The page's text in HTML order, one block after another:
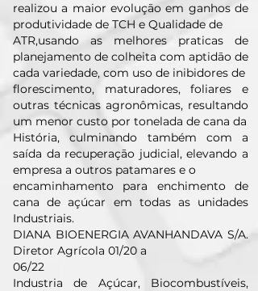
realizou a maior evoluçāo em ganhos de
produtividade de TCH e Qualidade de
ATR,usando as melhores praticas de
planejamento de colheita com aptidāo de
cada variedade, com uso de inibidores de
florescimento, maturadores, foliares e
outras técnicas agronômicas, resultando
um menor custo por tonelada de cana da
História, culminando também com a
saída da recuperaçāo judicial, elevando a
empresa a outros patamares e o
encaminhamento para enchimento de
cana de açúcar em todas as unidades
Industriais.
DIANA BIOENERGIA AVANHANDAVA S/A.
Diretor Agrícola 01/20 a
06/22
Industria de Açúcar, Biocombustíveis,